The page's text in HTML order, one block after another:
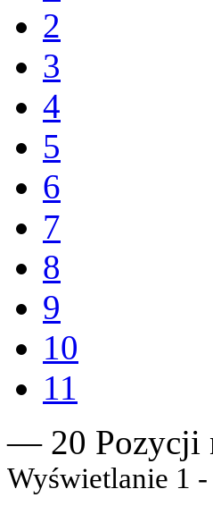
2
3
4
5
6
7
8
9
10
11
— 20 Pozycji
Wyświetlanie 1